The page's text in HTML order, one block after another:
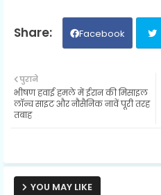
Facebook
ter
पुराने
भीषण हवाई हमले में ईरान की मिसाइल
लॉन्च साइट और नौसैनिक नावें पूरी तरह
तबाह
YOU MAY LIKE